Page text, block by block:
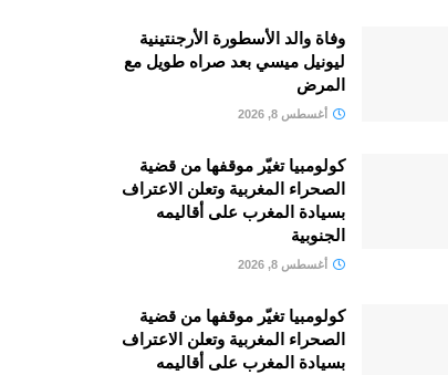
وفاة والد الأسطورة الأرجنتينية
ليونيل ميسي بعد صراه طويل مع
المرض
أغسطس 8, 2026
كولومبيا تغيّر موقفها من قضية
الصحراء المغربية وتعلن الاعتراف
بسيادة المغرب على أقاليمه
الجنوبية
أغسطس 8, 2026
كولومبيا تغيّر موقفها من قضية
الصحراء المغربية وتعلن الاعتراف
بسيادة المغرب على أقاليمه